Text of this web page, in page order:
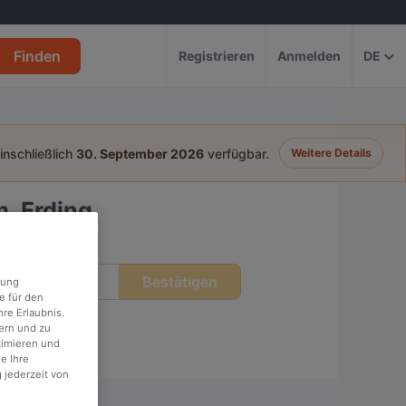
Finden Registrieren Anmelden DE
30. September 2026 verfügbar. Weitere Details
Erding
Bestätigen
für den
Erlaubnis.
und zu
und
Ihre
jederzeit von